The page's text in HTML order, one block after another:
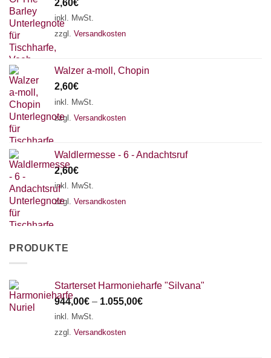
2,60€
inkl. MwSt.
zzgl. Versandkosten
Walzer a-moll, Chopin
2,60€
inkl. MwSt.
zzgl. Versandkosten
Waldlermesse - 6 - Andachtsruf
2,60€
inkl. MwSt.
zzgl. Versandkosten
PRODUKTE
Starterset Harmonieharfe "Silvana"
944,00€ – 1.055,00€
inkl. MwSt.
zzgl. Versandkosten